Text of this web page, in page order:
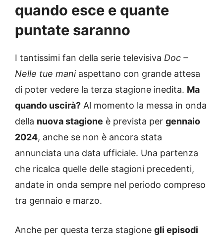
quando esce e quante
puntate saranno
I tantissimi fan della serie televisiva Doc –
Nelle tue maniaspettano con grande attesa
di poter vedere la terza stagione inedita. Ma
quando uscirà? Al momento la messa in onda
della nuova stagione è prevista per gennaio
2024, anche se non è ancora stata
annunciata una data ufficiale. Una partenza
che ricalca quelle delle stagioni precedenti,
andate in onda sempre nel periodo compreso
tra gennaio e marzo.
Anche per questa terza stagione gli episodi